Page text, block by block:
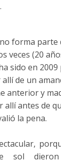
forma parte
veces (20
sido en
de un
anterior y
allí antes de
la pena.
sol